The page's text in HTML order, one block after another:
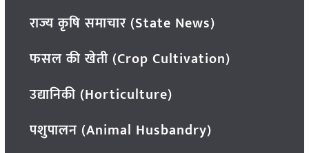
राज्य कृषि समाचार (State News)
फसल की खेती (Crop Cultivation)
उद्यानिकी (Horticulture)
पशुपालन (Animal Husbandry)